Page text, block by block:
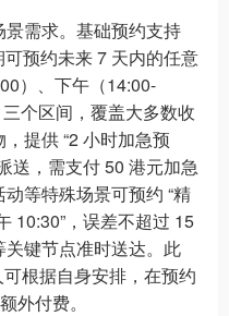
需求。基础预约支持
可预约未来 7 天内的任意
）、下午（14:00-
个区间，覆盖大多数收
提供 “2 小时加急预
送，需支付 50 港元加急
等特殊场景可预约 “精
10:30”，误差不超过 15
键节点准时送达。此
根据自身安排，在预约
外付费。